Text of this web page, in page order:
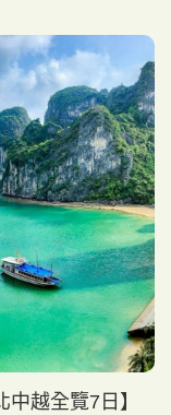
越全覽7日】